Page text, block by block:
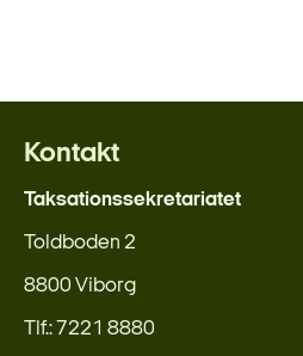
Kontakt
Taksationssekretariatet
Toldboden 2
8800 Viborg
Tlf.: 7221 8880